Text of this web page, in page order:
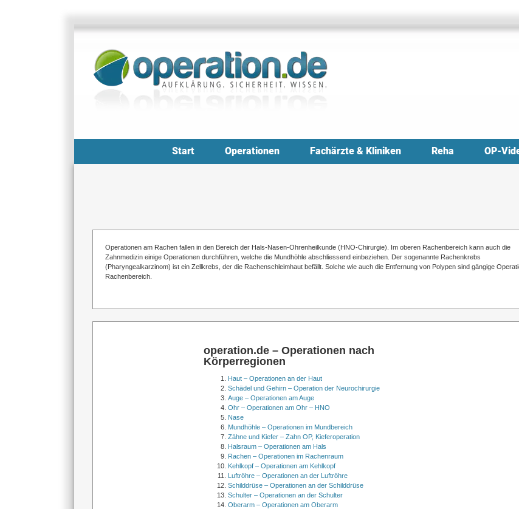
Start Operationen Fachärzte & Kliniken Reha OP-
Operationen am Rachen fallen in den Bereich der Hals-Nasen-Ohrenheilkunde (HNO-Chirurgie). Im oberen Rachenbereich kann auch die
Zahnmedizin einige Operationen durchführen, welche die Mundhöhle abschliessend einbeziehen. Der sogenannte Rachenkrebs
(Pharyngealkarzinom) ist ein Zellkrebs, der die Rachenschleimhaut befällt. Solche wie auch die Entfernung von Polypen sind gängige
Rachenbereich.
operation.de – Operationen nach
Körperregionen
Haut – Operationen an der Haut
Schädel und Gehirn – Operation der Neurochirurgie
Auge – Operationen am Auge
Ohr – Operationen am Ohr – HNO
Nase
Mundhöhle – Operationen im Mundbereich
Zähne und Kiefer – Zahn OP, Kieferoperation
Halsraum – Operationen am Hals
Rachen – Operationen im Rachenraum
Kehlkopf – Operationen am Kehlkopf
Luftröhre – Operationen an der Luftröhre
Schilddrüse – Operationen an der Schilddrüse
Schulter – Operationen an der Schulter
Oberarm – Operationen am Oberarm